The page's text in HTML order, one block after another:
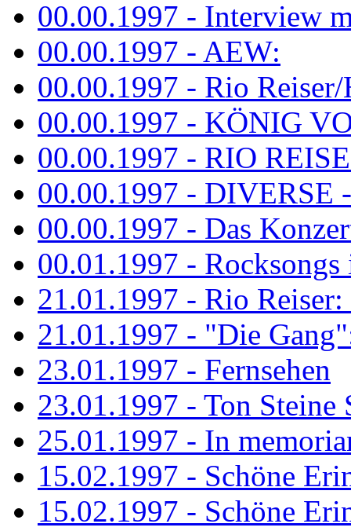
00.00.1997 - Interview
00.00.1997 - AEW:
00.00.1997 - Rio Reiser/
00.00.1997 - KÖNIG
00.00.1997 - RIO
00.00.1997 - DIVERSE
00.00.1997 - Das
00.01.1997 -
21.01.1997 - Rio
21.01.1997 - "Die
23.01.1997 - Fernsehen
23.01.1997 - Ton Steine
25.01.1997 - In
15.02.1997 - Schöne
15.02.1997 - Schöne